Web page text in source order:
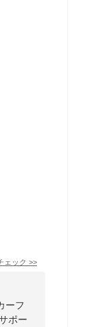
ェック >>
ーフ
ポー